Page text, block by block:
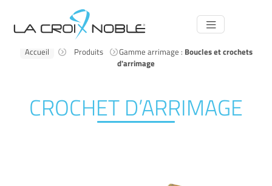
Navigation
Accueil Produits Gamme arrimage : Boucles et crochets
d'arrimage
CROCHET D’ARRIMAGE